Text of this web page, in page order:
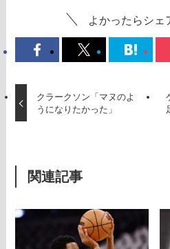
よかったらシェ
クラークソン「マヌのよ
うになりたかった」
関連記事